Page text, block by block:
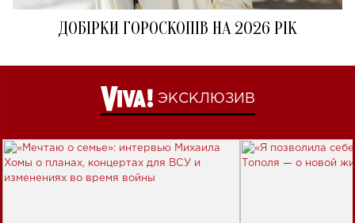
ДОБІРКИ ГОРОСКОПІВ НА 2026 РІК
ЭКСКЛЮЗИВ